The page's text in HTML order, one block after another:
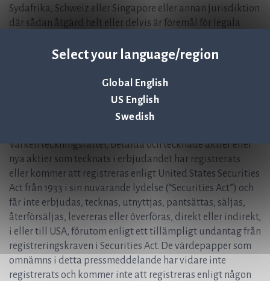
Select your language/region
Global English
US English
Swedish
Sydafrika, Schweiz eller Singapore eller annan jurisdiktion
där sådan åtgärd helt eller delvis är föremål för legala
registrering eller andra åtgärder än vad som följer av
inte heller vidarebefordras eller reproduceras på sätt som
står i strid med sådana restriktioner eller skulle innebära
sådana krav. Åtgärder i strid med denna anvisning kan
Varken teckningsrätter, betalda och tecknade aktier eller
nya aktier som tecknats i erbjudandet har registrerats
eller kommer att registreras enligt United States Securities
Act från 1933 i sin nuvarande lydelse (“Securities Act”) och
får inte erbjudas, tecknas, utnyttjas, pantsättas, säljas,
återförsäljas, levereras eller överföras, direkt eller indirekt,
i eller till USA, förutom enligt ett tillämpligt undantag från
registreringskraven i Securities Act. De värdepapper som
omnämns i detta pressmeddelande har vidare inte
registrerats och kommer inte att registreras enligt någon